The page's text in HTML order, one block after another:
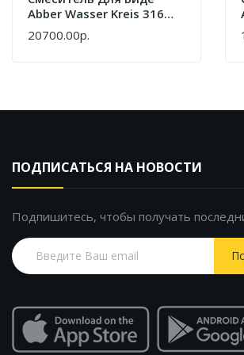
Abber Wasser Kreis 316
AF8124BGG Оружейная
Сталь Брашированная
20700.00р.
КУПИТЬ
ПОДПИСАТЬСЯ НА НОВОСТИ
Подпишитесь, чтобы получать